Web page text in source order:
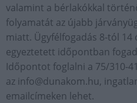
valamint a bérlakókkal
folyamatát az újabb
miatt. Ügyfélfogadás 8-tól 14
egyeztetett időpontban
Időpontot foglalni a 75/310-
az info@dunakom.hu,
emailcímeken lehet.